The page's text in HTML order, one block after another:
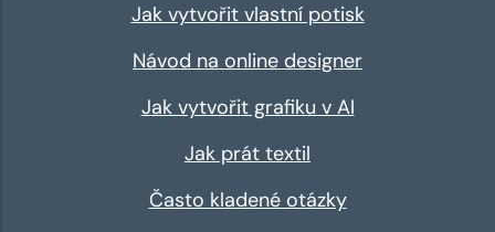
Jak vytvořit vlastní potisk
Návod na online designer
Jak vytvořit grafiku v AI
Jak prát textil
Často kladené otázky